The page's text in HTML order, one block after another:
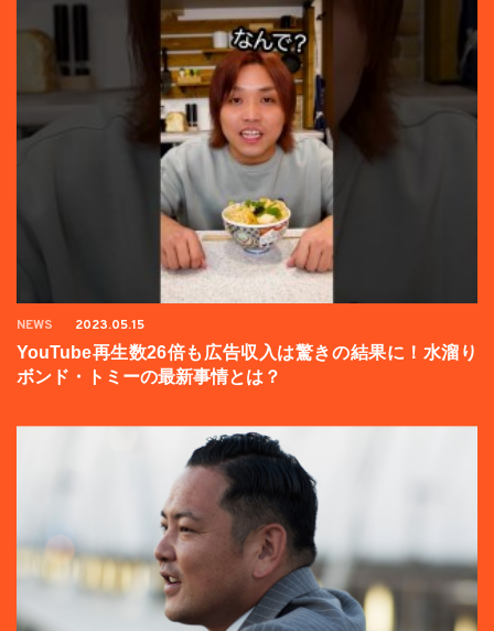
NEWS 2023.05.15
YouTube再生数26倍も広告収入は驚きの結果に！水溜り
ボンド・トミーの最新事情とは？